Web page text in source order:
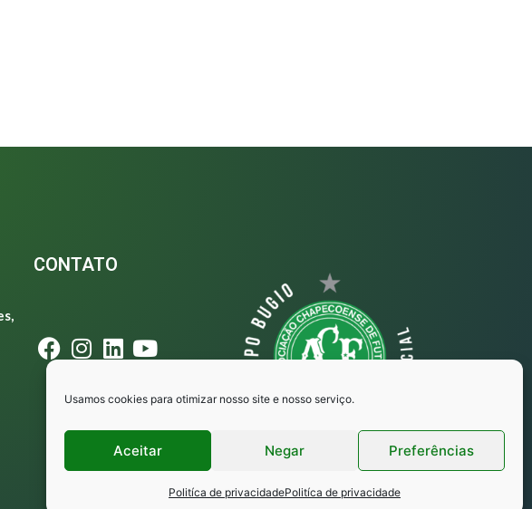
Usamos cookies para otimizar nosso site e nosso serviço.
Aceitar Negar Preferências
Politíca de privacidadePolitíca de privacidade
CONTATO